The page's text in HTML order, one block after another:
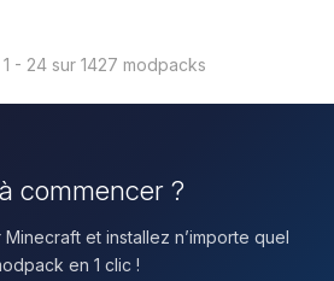
- 24 sur 1427 modpacks
commencer ?
et installez n’importe quel
en 1 clic !